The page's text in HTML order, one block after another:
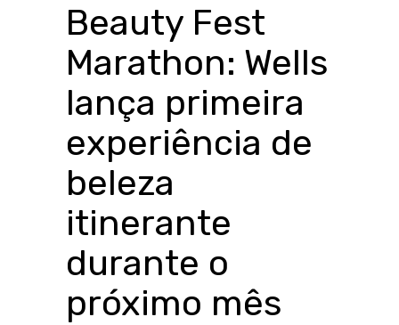
Beauty Fest
Marathon: Wells
lança primeira
experiência de
beleza
itinerante
durante o
próximo mês